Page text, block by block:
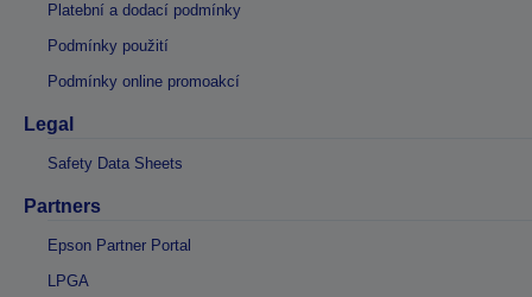
Platební a dodací podmínky
Podmínky použití
Podmínky online promoakcí
Legal
Safety Data Sheets
Partners
Epson Partner Portal
LPGA